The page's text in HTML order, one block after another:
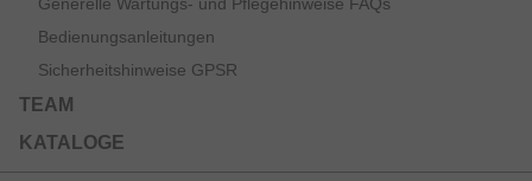
Bedienungsanleitungen
Sicherheitshinweise GPSR
TEAM
KATALOGE